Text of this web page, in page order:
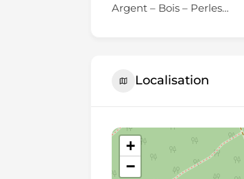
Argent – Bois – Perles…
Localisation
+
−